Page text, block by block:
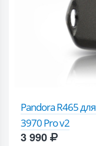
Pandora R465
3970 Pro v2
3 990